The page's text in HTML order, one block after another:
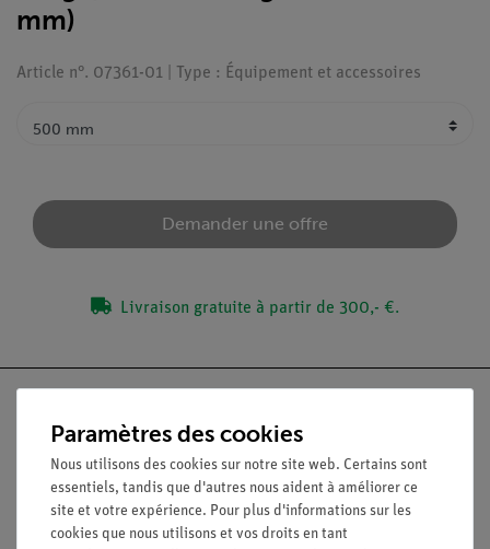
mm)
Article n°. 07361-01 | Type : Équipement et accessoires
Demander une offre
Livraison gratuite à partir de 300,- €.
Nach oben
Paramètres des cookies
Nous utilisons des cookies sur notre site web. Certains sont
essentiels, tandis que d'autres nous aident à améliorer ce
site et votre expérience. Pour plus d'informations sur les
cookies que nous utilisons et vos droits en tant